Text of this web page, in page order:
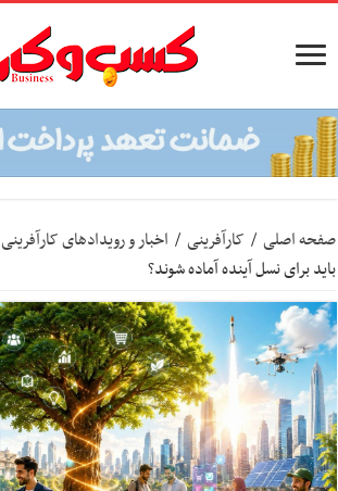
صفحه اصلی / کارآفرینی / اخبار و رویدادهای کارآفرینی
باید برای نسل آینده آماده شوند؟